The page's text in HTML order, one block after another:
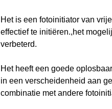
Het is een fotoinitiator van
effectief te initiëren.,het
verbeterd.
Het heeft een goede
in een verscheidenheid aan
combinatie met andere